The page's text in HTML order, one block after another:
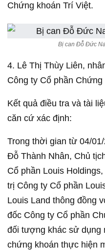
Chứng khoán Trí Việt.
Bị can Đỗ Đức
4. Lê Thị Thùy Liên,
Công ty Cổ phần
Kết quả điều tra và tài
căn cứ xác định:
Trong thời gian từ 04/
Đỗ Thành Nhân, Chủ
Cổ phần Louis
trị Công ty Cổ phần
Louis Land thông đồng
đốc Công ty Cổ phần
đối tượng khác sử dụng
chứng khoán thực hiện